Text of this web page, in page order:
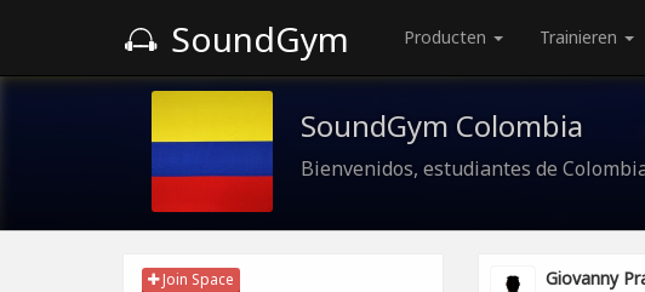
SoundGym Producten Trainieren
SoundGym Colombia
Bienvenidos, estudiantes de
Join Space Giovanny